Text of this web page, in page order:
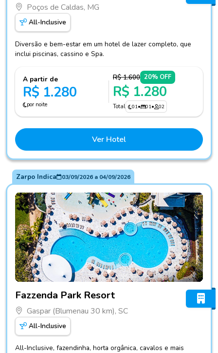
Poços de Caldas, MG
All-Inclusive
Diversão e bem-estar em um hotel de lazer completo, que
inclui piscinas, cassino e Spa.
A partir de
R$ 1.280
por noite
R$ 1.600 20% OFF
R$ 1.280
Total 01• 01• 02
Ver Hotel
Zarpo Indica 03/09/2026a 04/09/2026
Fazzenda Park Resort
Gaspar (Blumenau 30 km), SC
All-Inclusive
All-Inclusive, fazendinha, horta orgânica, cavalos e mais